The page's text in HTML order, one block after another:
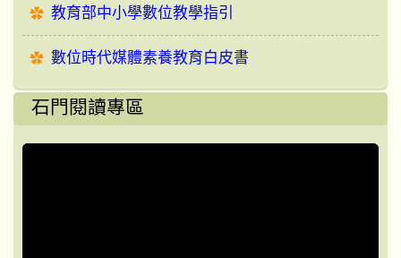
教育部中小學數位教學指引
數位時代媒體素養教育白皮書
石門閱讀專區